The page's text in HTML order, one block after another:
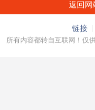
返回网
链接
所有内容都转自互联网！仅